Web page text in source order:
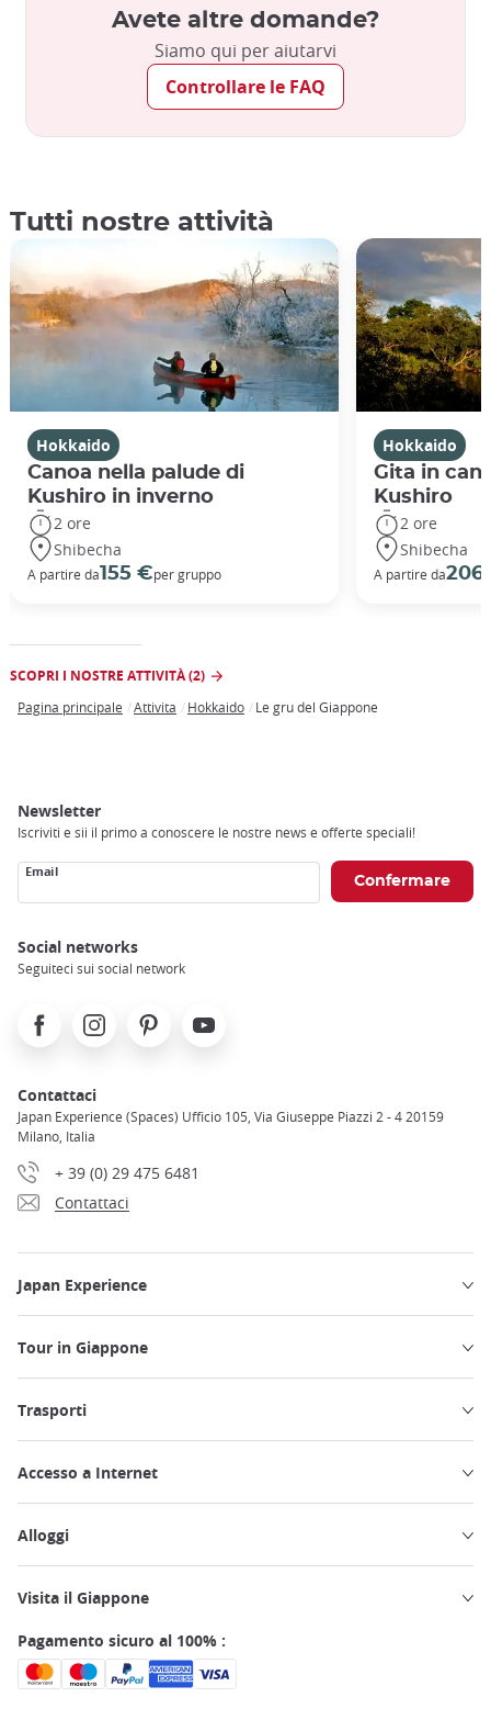
Avete altre domande?
Siamo qui per aiutarvi
Controllare le FAQ
Tutti nostre attività
Hokkaido
Canoa nella palude di
Kushiro in inverno
2 ore
Shibecha
A partire da155 €per gruppo
Hokkaido
Gita in
Kushiro
2 ore
Shibecha
A partire da206
SCOPRI I NOSTRE ATTIVITÀ (2)
Pagina principale Attivita Hokkaido Le gru del Giappone
Newsletter
Iscriviti e sii il primo a conoscere le nostre news e offerte speciali!
Email
Social networks
Seguiteci sui social network
FacebookInstagramPinterest Youtube
Contattaci
Japan Experience (Spaces) Ufficio 105, Via Giuseppe Piazzi 2 - 4 20159
Milano, Italia
+ 39 (0) 29 475 6481
Contattaci
Japan Experience
Tour in Giappone
Trasporti
Accesso a Internet
Alloggi
Visita il Giappone
Pagamento sicuro al 100% :